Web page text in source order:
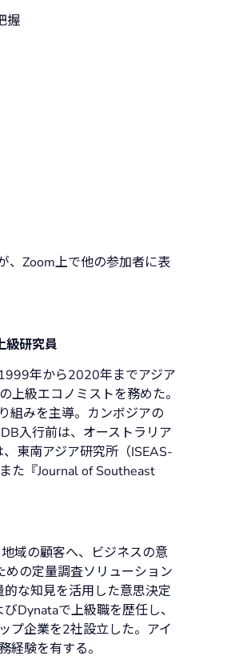
握
、Zoom上で他の参加者に表
級研究員
年から2020年までアジア
上級エコノミストを務めた。
組みを主導。カンボジアの
入行前は、オーストラリア
東南アジア研究所（ISEAS-
た『Journal of Southeast
域の顧客へ、ビジネスの意
の定量調査ソリューション
な知見を活用した意思決定
Dynataで上級職を歴任し、
プ企業を2社設立した。アイ
験を有する。